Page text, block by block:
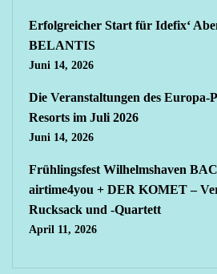
Erfolgreicher Start für Idefix‘
BELANTIS
Juni 14, 2026
Die Veranstaltungen des Europa-
Resorts im Juli 2026
Juni 14, 2026
Frühlingsfest Wilhelmshaven
airtime4you + DER KOMET –
Rucksack und -Quartett
April 11, 2026